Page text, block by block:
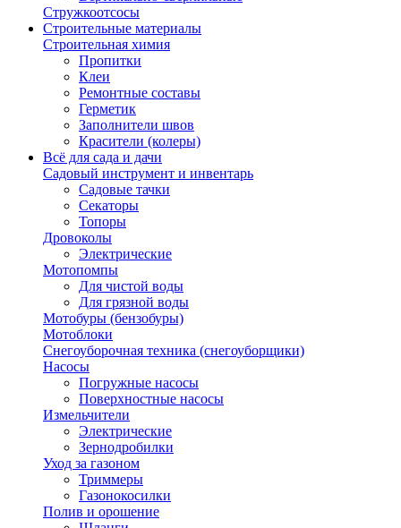
Стружкоотсосы
Строительные материалы
Строительная химия
Пропитки
Клеи
Ремонтные составы
Герметик
Заполнители швов
Красители (колеры)
Всё для сада и дачи
Садовый инструмент и инвентарь
Садовые тачки
Секаторы
Топоры
Дровоколы
Электрические
Мотопомпы
Для чистой воды
Для грязной воды
Мотобуры (бензобуры)
Мотоблоки
Снегоуборочная техника (снегоуборщики)
Насосы
Погружные насосы
Поверхностные насосы
Измельчители
Электрические
Зернодробилки
Уход за газоном
Триммеры
Газонокосилки
Полив и орошение